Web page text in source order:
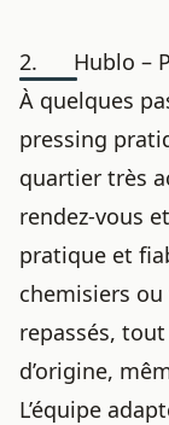
2. Hublo –
À quelques
pressing
quartier très
rendez-vous
pratique et
chemisiers
repassés,
d’origine,
L’équipe